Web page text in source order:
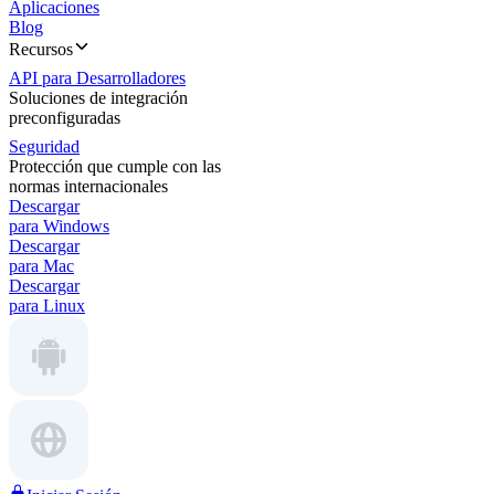
Aplicaciones
Blog
Recursos
API para Desarrolladores
Soluciones de integración
preconfiguradas
Seguridad
Protección que cumple con las
normas internacionales
Descargar
para Windows
Descargar
para Mac
Descargar
para Linux